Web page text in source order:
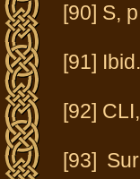
[90] S,
[91]
[92]
[93]